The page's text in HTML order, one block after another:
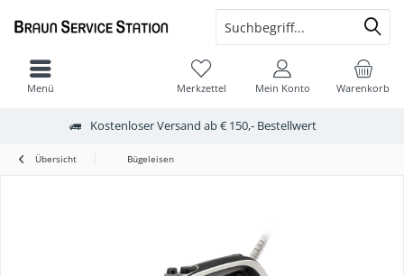
Kostenloser Versand ab € 150,- Bestellwert
Warenkorb
Merkzettel Mein Konto
Menü
Übersicht Bügeleisen